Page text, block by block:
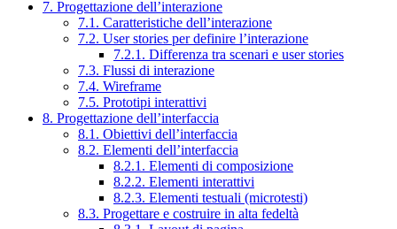
7. Progettazione dell’interazione
7.1. Caratteristiche dell’interazione
7.2. User stories per definire l’interazione
7.2.1. Differenza tra scenari e user stories
7.3. Flussi di interazione
7.4. Wireframe
7.5. Prototipi interattivi
8. Progettazione dell’interfaccia
8.1. Obiettivi dell’interfaccia
8.2. Elementi dell’interfaccia
8.2.1. Elementi di composizione
8.2.2. Elementi interattivi
8.2.3. Elementi testuali (microtesti)
8.3. Progettare e costruire in alta fedeltà